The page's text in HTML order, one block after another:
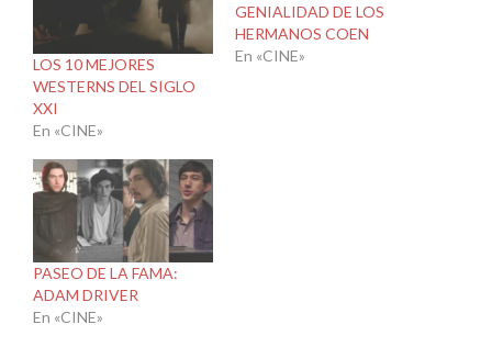
LOS 10 MEJORES
WESTERNS DEL SIGLO
XXI
En «CINE»
GENIALIDAD DE LOS
HERMANOS COEN
En «CINE»
PASEO DE LA FAMA:
ADAM DRIVER
En «CINE»